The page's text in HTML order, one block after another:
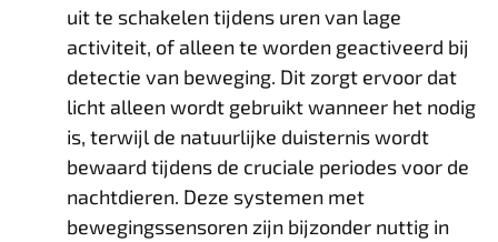
uit te schakelen tijdens uren van lage
activiteit, of alleen te worden geactiveerd bij
detectie van beweging. Dit zorgt ervoor dat
licht alleen wordt gebruikt wanneer het nodig
is, terwijl de natuurlijke duisternis wordt
bewaard tijdens de cruciale periodes voor de
nachtdieren. Deze systemen met
bewegingssensoren zijn bijzonder nuttig in